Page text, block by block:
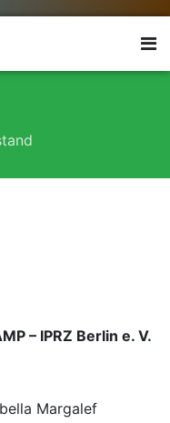
– IPRZ Berlin e. V.
Margalef